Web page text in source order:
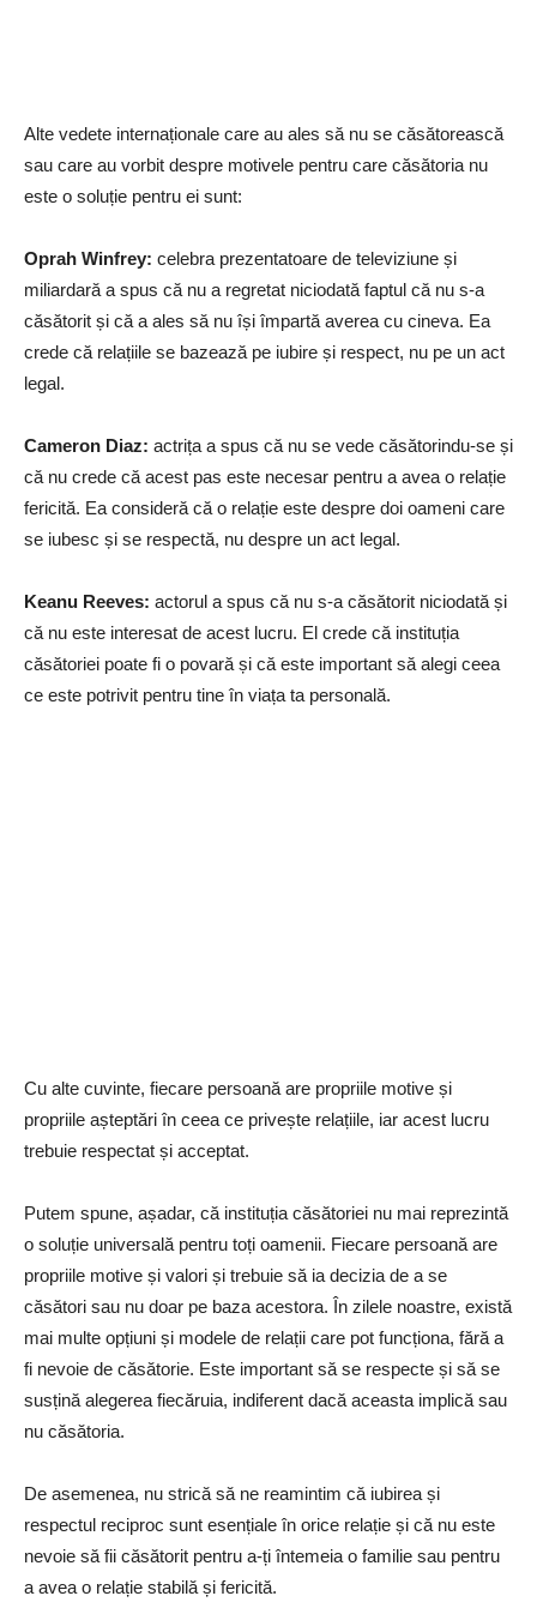
Alte vedete internaționale care au ales să nu se căsătorească
sau care au vorbit despre motivele pentru care căsătoria nu
este o soluție pentru ei sunt:
Oprah Winfrey: celebra prezentatoare de televiziune și
miliardară a spus că nu a regretat niciodată faptul că nu s-a
căsătorit și că a ales să nu își împartă averea cu cineva. Ea
crede că relațiile se bazează pe iubire și respect, nu pe un act
legal.
Cameron Diaz: actrița a spus că nu se vede căsătorindu-se și
că nu crede că acest pas este necesar pentru a avea o relație
fericită. Ea consideră că o relație este despre doi oameni care
se iubesc și se respectă, nu despre un act legal.
Keanu Reeves: actorul a spus că nu s-a căsătorit niciodată și
că nu este interesat de acest lucru. El crede că instituția
căsătoriei poate fi o povară și că este important să alegi ceea
ce este potrivit pentru tine în viața ta personală.
Cu alte cuvinte, fiecare persoană are propriile motive și
propriile așteptări în ceea ce privește relațiile, iar acest lucru
trebuie respectat și acceptat.
Putem spune, așadar, că instituția căsătoriei nu mai reprezintă
o soluție universală pentru toți oamenii. Fiecare persoană are
propriile motive și valori și trebuie să ia decizia de a se
căsători sau nu doar pe baza acestora. În zilele noastre, există
mai multe opțiuni și modele de relații care pot funcționa, fără a
fi nevoie de căsătorie. Este important să se respecte și să se
susțină alegerea fiecăruia, indiferent dacă aceasta implică sau
nu căsătoria.
De asemenea, nu strică să ne reamintim că iubirea și
respectul reciproc sunt esențiale în orice relație și că nu este
nevoie să fii căsătorit pentru a-ți întemeia o familie sau pentru
a avea o relație stabilă și fericită.